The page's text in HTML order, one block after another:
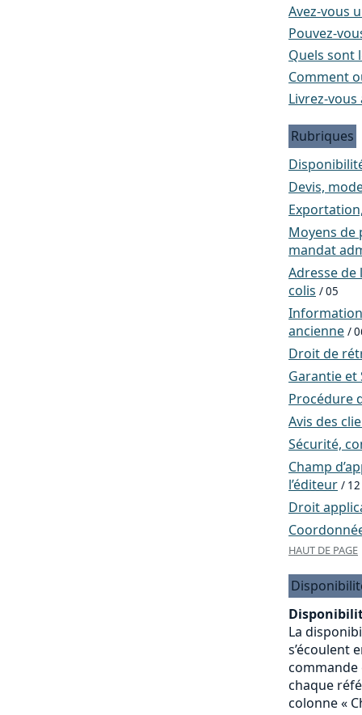
Avez-vous
Pouvez-
Quels sont
Comment
Livrez-vous
Rubriques
Devis,
Moyens de
mandat
Adresse
colis / 05
ancienne /
Droit de
Garantie et
Procédure
Avis des
Sécurité,
Champ
l’éditeur / 12
Droit
HAUT DE PAGE
La
s’écoulent
commande
chaque
colonne «